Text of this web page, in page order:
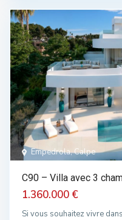
Empedrola, Calpe
C90 – Villa avec 3
1.360.000 €
Si vous souhaitez vivre